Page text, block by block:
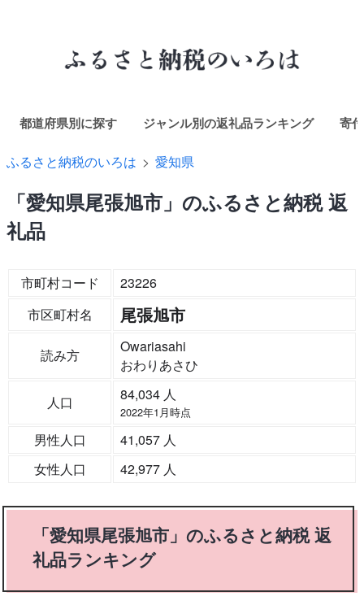
都道府県別に探す ジャンル別の返礼品ランキング 寄
ふるさと納税のいろは 愛知県
「愛知県尾張旭市」のふるさと納税 返
礼品
市町村コード
23226
市区町村名
尾張旭市
読み方
Owariasahi
おわりあさひ
人口
84,034 人
2022年1月時点
男性人口
41,057 人
女性人口
42,977 人
「愛知県尾張旭市」のふるさと納税 返
礼品ランキング